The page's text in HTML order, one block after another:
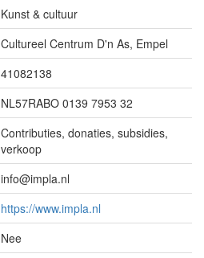
Kunst & cultuur
Cultureel Centrum D'n As, Empel
41082138
NL57RABO 0139 7953 32
Contributies, donaties, subsidies,
verkoop
info@impla.nl
https://www.impla.nl
Nee